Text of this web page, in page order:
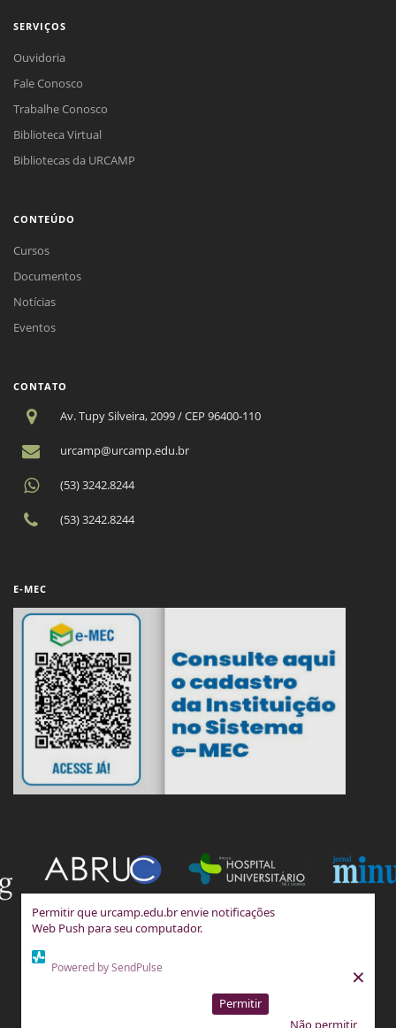
Permitir que urcamp.edu.br envie notificações
Web Push para seu computador.
Powered by SendPulse
Permitir
×
SERVIÇOS
Ouvidoria
Fale Conosco
Trabalhe Conosco
Biblioteca Virtual
Bibliotecas da URCAMP
CONTEÚDO
Cursos
Documentos
Notícias
Eventos
CONTATO
Av. Tupy Silveira, 2099 / CEP 96400-110
urcamp@urcamp.edu.br
(53) 3242.8244
(53) 3242.8244
E-MEC